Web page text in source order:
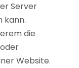
Server
kann.
die
Website.